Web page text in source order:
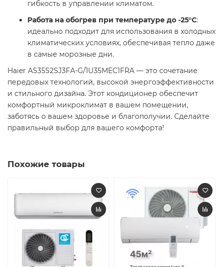
гибкость в управлении климатом.​
Работа на обогрев при температуре до -25°C:
идеально подходит для использования в холодных
климатических условиях, обеспечивая тепло даже
в самые морозные дни.​
Haier AS35S2SJ3FA-G/1U35MEC1FRA — это сочетание
передовых технологий, высокой энергоэффективности
и стильного дизайна. Этот кондиционер обеспечит
комфортный микроклимат в вашем помещении,
заботясь о вашем здоровье и благополучии. Сделайте
правильный выбор для вашего комфорта! ​
Похожие товары